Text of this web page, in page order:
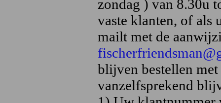
zondag ) van 8.30u
vaste klanten, of als
mailt met de
blijven bestellen
vanzelfsprekend